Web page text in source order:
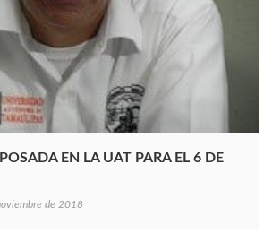
EN LA UAT PARA EL 6 DE
de 2018